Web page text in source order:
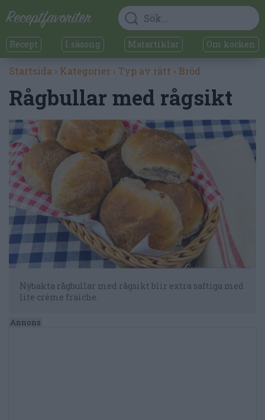
Recept I säsong Matartiklar Om kocken
Startsida › Kategorier › Typ av rätt › Bröd
Rågbullar med rågsikt
Nybakta rågbullar med rågsikt blir extra saftiga med
lite crème fraiche.